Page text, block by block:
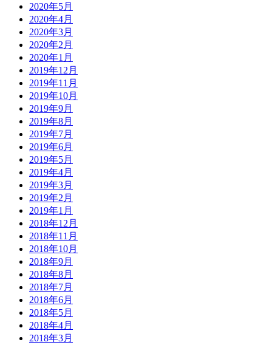
2020年5月
2020年4月
2020年3月
2020年2月
2020年1月
2019年12月
2019年11月
2019年10月
2019年9月
2019年8月
2019年7月
2019年6月
2019年5月
2019年4月
2019年3月
2019年2月
2019年1月
2018年12月
2018年11月
2018年10月
2018年9月
2018年8月
2018年7月
2018年6月
2018年5月
2018年4月
2018年3月